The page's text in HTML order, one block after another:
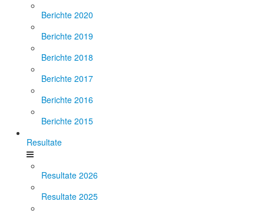
Berichte 2020
Berichte 2019
Berichte 2018
Berichte 2017
Berichte 2016
Berichte 2015
Resultate
Resultate 2026
Resultate 2025